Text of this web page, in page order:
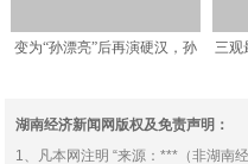
变为“孙漂亮”后再演硬汉，孙
三观
湖南经济新闻网版权及免责声明：
1、凡本网注明 “来源：***（非湖南